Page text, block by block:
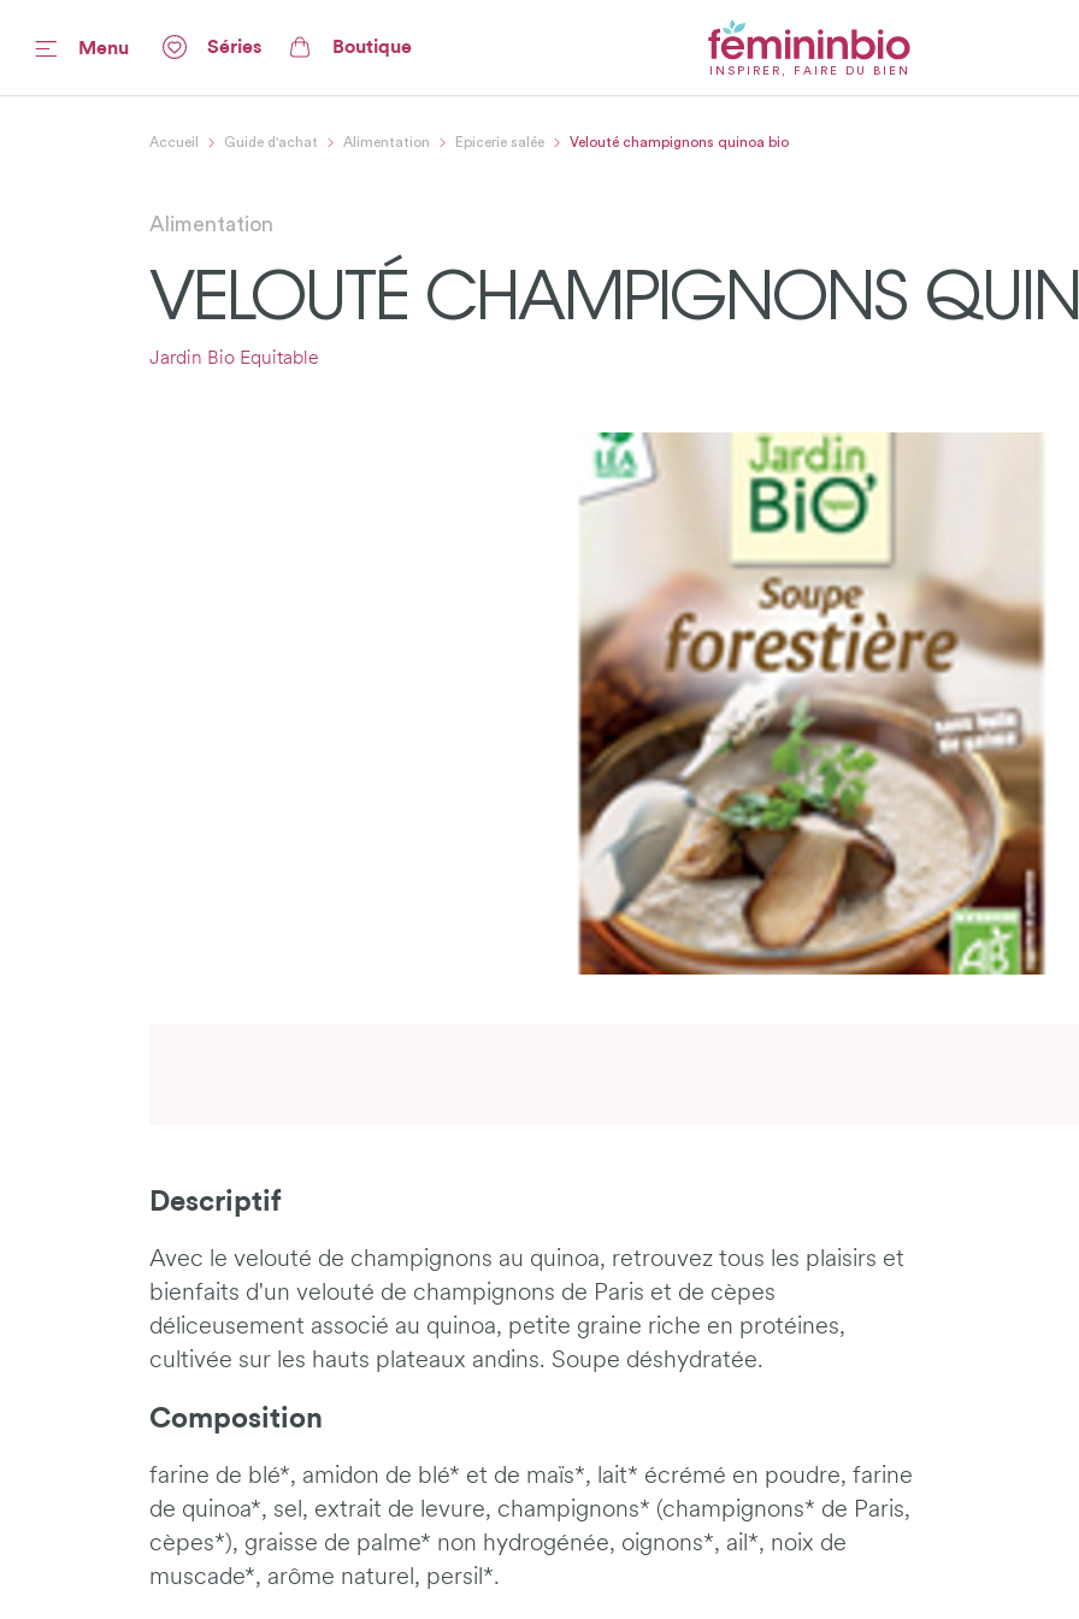
Menu Séries Boutique
INSPIRER, FAIRE DU BIEN
Accueil Guide d'achat Alimentation Epicerie salée Velouté champignons quinoa bio
Alimentation
VELOUTÉ CHAMPIGNONS
Jardin Bio Equitable
Descriptif
Avec le velouté de champignons au quinoa, retrouvez tous les plaisirs et
bienfaits d'un velouté de champignons de Paris et de cèpes
déliceusement associé au quinoa, petite graine riche en protéines,
cultivée sur les hauts plateaux andins. Soupe déshydratée.
Composition
farine de blé*, amidon de blé* et de maïs*, lait* écrémé en poudre, farine
de quinoa*, sel, extrait de levure, champignons* (champignons* de Paris,
cèpes*), graisse de palme* non hydrogénée, oignons*, ail*, noix de
muscade*, arôme naturel, persil*.